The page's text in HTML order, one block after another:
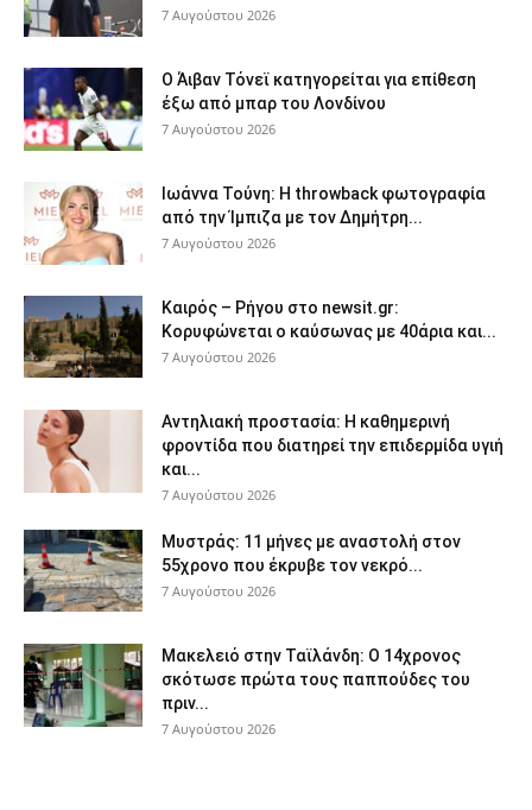
7 Αυγούστου 2026
Ο Άιβαν Τόνεϊ κατηγορείται για επίθεση
έξω από μπαρ του Λονδίνου
7 Αυγούστου 2026
Ιωάννα Τούνη: Η throwback φωτογραφία
από την Ίμπιζα με τον Δημήτρη...
7 Αυγούστου 2026
Καιρός – Ρήγου στο newsit.gr:
Κορυφώνεται ο καύσωνας με 40άρια και...
7 Αυγούστου 2026
Αντηλιακή προστασία: Η καθημερινή
φροντίδα που διατηρεί την επιδερμίδα υγιή
και...
7 Αυγούστου 2026
Μυστράς: 11 μήνες με αναστολή στον
55χρονο που έκρυβε τον νεκρό...
7 Αυγούστου 2026
Μακελειό στην Ταϊλάνδη: Ο 14χρονος
σκότωσε πρώτα τους παππούδες του
πριν...
7 Αυγούστου 2026